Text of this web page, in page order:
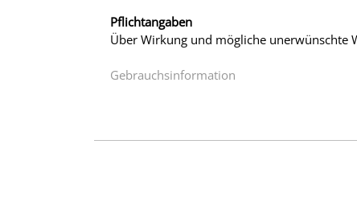
Pflichtangaben
Über Wirkung und mögliche unerwünschte
Gebrauchsinformation